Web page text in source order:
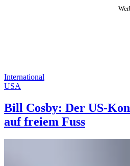
International
USA
Bill Cosby: Der US-
auf freiem Fuss